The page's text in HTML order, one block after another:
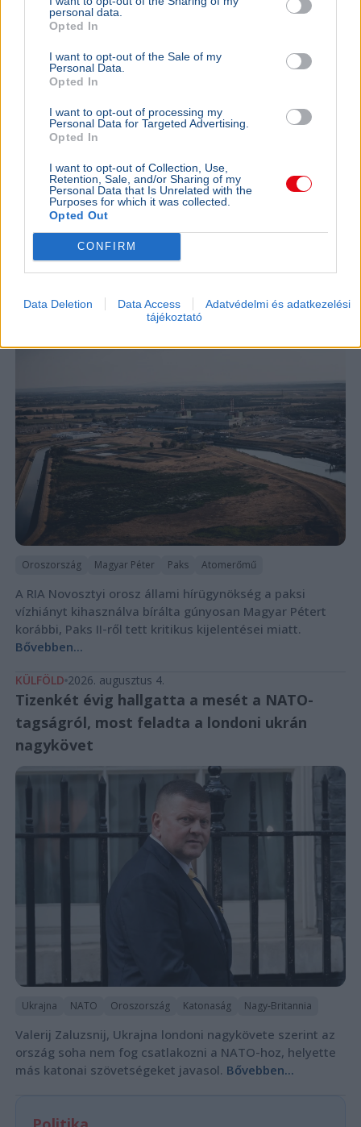
personal data.
Opted In
I want to opt-out of the Sale of my
Personal Data.
Opted In
I want to opt-out of processing my
Personal Data for Targeted Advertising.
Opted In
I want to opt-out of Collection, Use,
Retention, Sale, and/or Sharing of my
Personal Data that Is Unrelated with the
Purposes for which it was collected.
Opted Out
CONFIRM
Data Deletion Data Access
Adatvédelmi és adatkezelési
tájékoztató
Franciaország
Franciaországban három atomerőművi reaktort
állítottak le a folyók alacsony vízhozama miatt,
miközben Paks négy blokkjából is csak egy
termel.&nbsp;Bővebben...
KÜLFÖLD 2026. augusztus 4.
támadta a paksi válság kapcsán
Oroszország Magyar Péter Paks Atomerőmű
A RIA Novosztyi orosz állami hírügynökség a paksi
vízhiányt kihasználva bírálta gúnyosan Magyar Pétert
korábbi, Paks II-ről tett kritikus kijelentései miatt.
Bővebben...
KÜLFÖLD 2026. augusztus 4.
Tizenkét évig hallgatta a mesét a NATO-
tagságról, most feladta a londoni ukrán
nagykövet
Ukrajna NATO Oroszország Katonaság Nagy-Britannia
Valerij Zaluzsnij, Ukrajna londoni nagykövete szerint az
ország soha nem fog csatlakozni a NATO-hoz, helyette
más katonai szövetségeket javasol. Bővebben...